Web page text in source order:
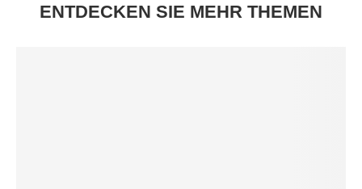
ENTDECKEN SIE MEHR THEMEN